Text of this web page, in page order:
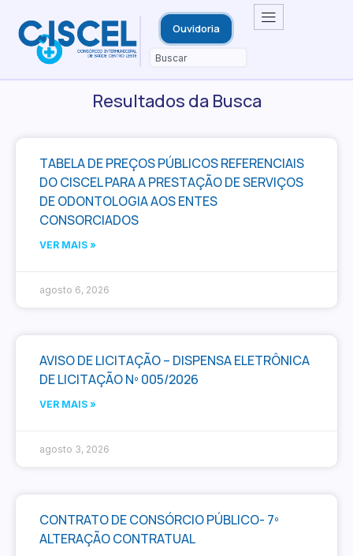
Ouvidoria
Resultados da Busca
TABELA DE PREÇOS PÚBLICOS REFERENCIAIS
DO CISCEL PARA A PRESTAÇÃO DE SERVIÇOS
DE ODONTOLOGIA AOS ENTES
CONSORCIADOS
VER MAIS »
agosto 6, 2026
AVISO DE LICITAÇÃO – DISPENSA ELETRÔNICA
DE LICITAÇÃO Nº 005/2026
VER MAIS »
agosto 3, 2026
CONTRATO DE CONSÓRCIO PÚBLICO- 7º
ALTERAÇÃO CONTRATUAL